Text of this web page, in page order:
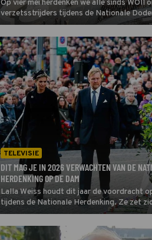
Op vier mei herdenken we alle sinds WOII
verzetsstrijders tijdens de Nationale
TELEVISIE
DIT MAG JE IN 2026 VERWACHTEN VAN DE
HERDENKING OP DE DAM
Lalla Weiss houdt dit jaar de voordracht
tijdens de Nationale Herdenking. Ze zet
voor de Roma en Sinti in Nederland en de
oorlogsslachtoffers binnen deze
komt ze een belofte aan haar vader na.